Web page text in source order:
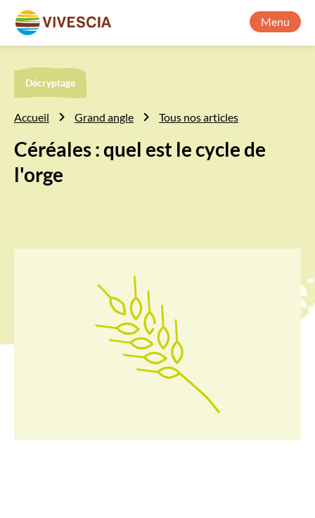
Menu
Décryptage
Accueil Grand angle Tous nos articles
Céréales : quel est le cycle de
l'orge